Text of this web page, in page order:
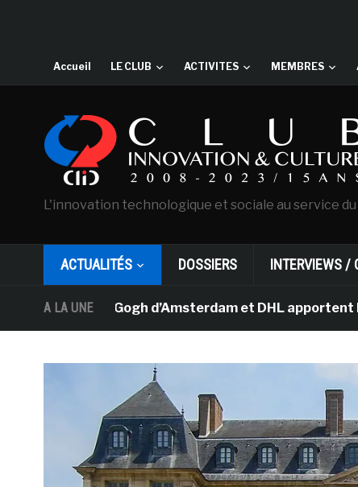
Accueil LE CLUB ACTIVITES MEMBRES
L'innovation technologique et sociale au service
ACTUALITÉS DOSSIERS INTERVIEWS /
A LA UNE
Van Gogh d’Amsterdam et DHL apportent l’art